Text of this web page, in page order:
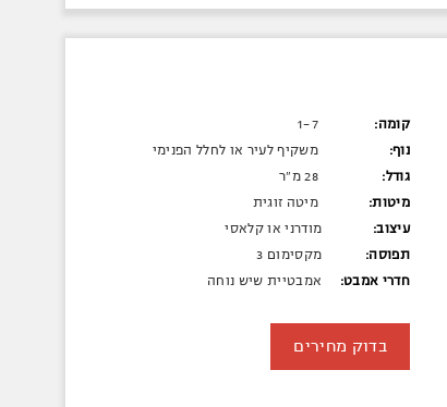
קומה:
1-7
נוף:
משקיף לעיר או לחלל הפנימי
גודל:
28 מ"ר
מיטות:
מיטה זוגית
עיצוב:
מודרני או קלאסי
תפוסה:
מקסימום 3
חדרי אמבט:
אמבטיית שיש נוחה
בדוק מחירים